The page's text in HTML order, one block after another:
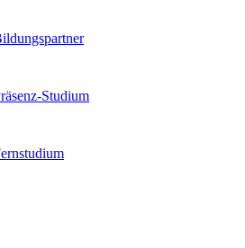
Studium